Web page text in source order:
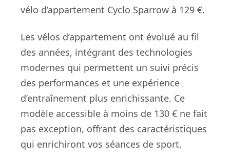
vélo d’appartement Cyclo Sparrow à 129 €.
Les vélos d’appartement ont évolué au fil
des années, intégrant des technologies
modernes qui permettent un suivi précis
des performances et une expérience
d’entraînement plus enrichissante. Ce
modèle accessible à moins de 130 € ne fait
pas exception, offrant des caractéristiques
qui enrichiront vos séances de sport.